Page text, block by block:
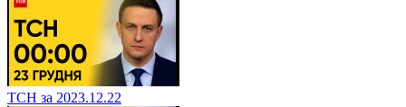
ТСН за 2023.12.22